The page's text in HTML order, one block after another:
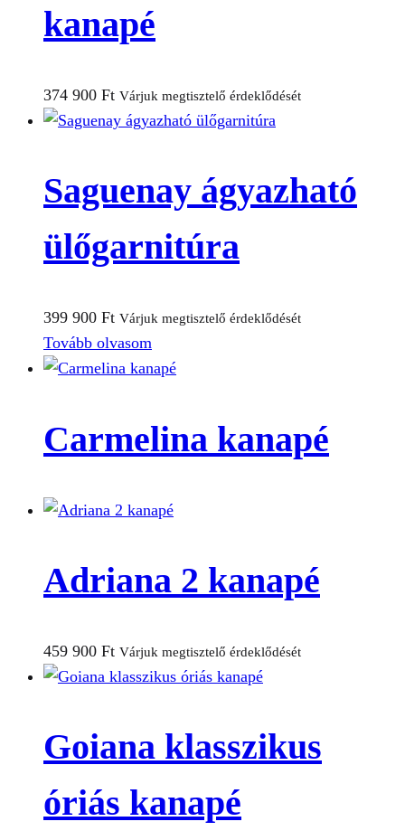
kanapé
374 900 Ft Várjuk megtisztelő érdeklődését
Saguenay ágyazható
ülőgarnitúra
399 900 Ft Várjuk megtisztelő érdeklődését
Tovább olvasom
Carmelina kanapé
Adriana 2 kanapé
459 900 Ft Várjuk megtisztelő érdeklődését
Goiana klasszikus
óriás kanapé